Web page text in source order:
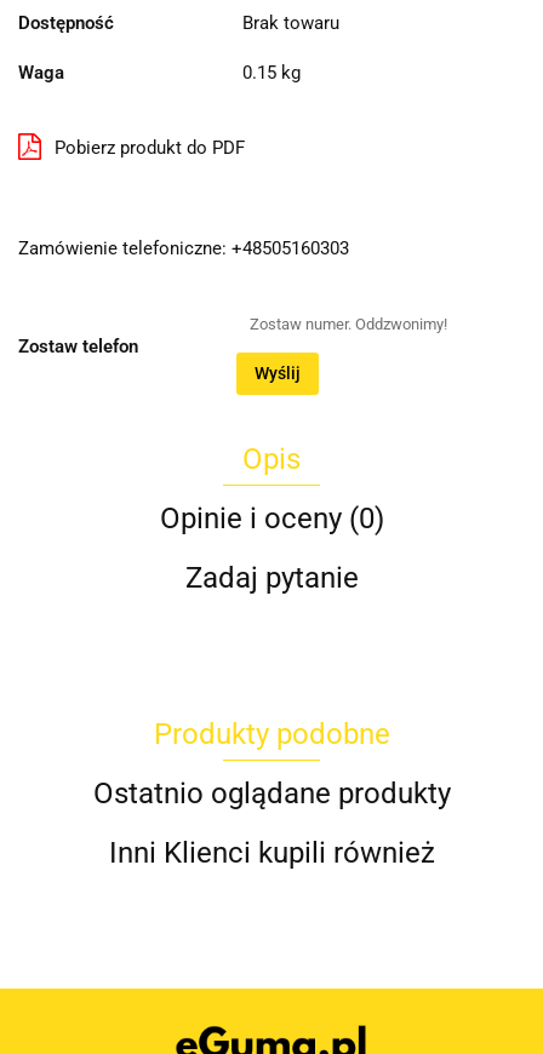
Dostępność Brak towaru
Waga 0.15 kg
Pobierz produkt do PDF
Zamówienie telefoniczne: +48505160303
Zostaw telefon
Wyślij
Opis
Opinie i oceny (0)
Zadaj pytanie
Produkty podobne
Ostatnio oglądane produkty
Inni Klienci kupili również